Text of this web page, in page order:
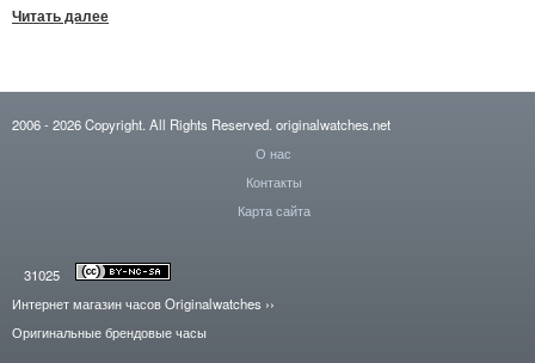
Xtravaganza - сделайте запрос, указав информацию о Вас в удобной форме
заказа. Доставка часов наручных Vacheron в Алматы, Латвию и остальные
Читать далее
2006- 2026Copyright. All Rights Reserved. originalwatches.net
О нас
Контакты
Карта сайта
31025
Интернет магазин часов Originalwatches ››
Оригинальные брендовые часы